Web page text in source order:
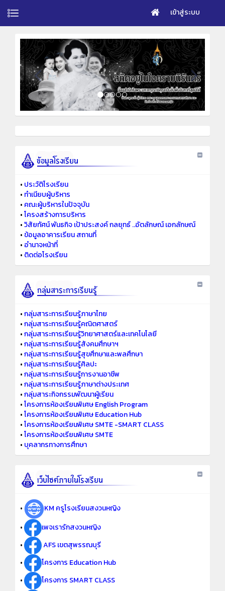
เข้าสู่ระบบ
• ประวัติโรงเรียน
• ทำเนียบผู้บริหาร
• คณะผู้บริหารในปัจจุบัน
•โครงสร้างการบริหาร
•วิสัยทัศน์ พันธกิจ เป้าประสงค์ กลยุทธ์ ..อัตลักษณ์ เอกลักษณ์
• ข้อมูลอาคารเรียน สถานที่
• อำนาจหน้าที่
• ติดต่อโรงเรียน
•กลุ่มสาระการเรียนรู้ภาษาไทย
•กลุ่มสาระการเรียนรู้คณิตศาสตร์
•กลุ่มสาระการเรียนรู้วิทยาศาสตร์และเทคโนโลยี
•กลุ่มสาระการเรียนรู้สังคมศึกษาฯ
•กลุ่มสาระการเรียนรู้สุขศึกษาและพลศึกษา
•กลุ่มสาระการเรียนรู้ศิลปะ
•กลุ่มสาระการเรียนรู้การงานอาชีพ
•กลุ่มสาระการเรียนรู้ภาษาต่างประเทศ
•กลุ่มสาระกิจกรรมพัฒนาผู้เรียน
•โครงการห้องเรียนพิเศษ English Program
•โครงการห้องเรียนพิเศษ Education Hub
•โครงการห้องเรียนพิเศษ SMTE -SMART CLASS
•โครงการห้องเรียนพิเศษ SMTE
• บุคลากรทางการศึกษา
•
KM ครูโรงเรียนสงวนหญิง
•
เพจเรารักสงวนหญิง
•
AFS เขตสุพรรณบุรี
•
โครงการ Education Hub
•
โครงการ SMART CLASS